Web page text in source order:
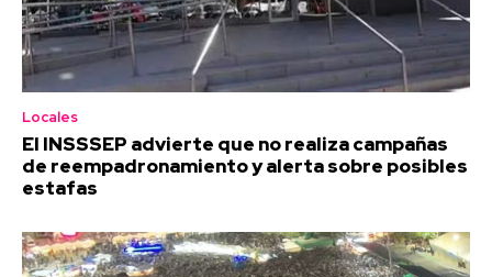
Locales
El INSSSEP advierte que no realiza campañas
de reempadronamiento y alerta sobre posibles
estafas